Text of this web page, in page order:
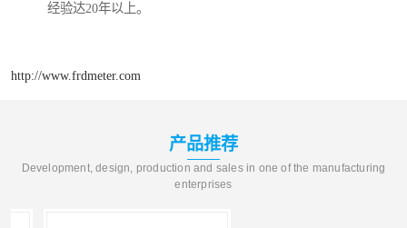
经验达20年以上。
http://www.frdmeter.com
产品推荐
Development, design, production and sales in one of the manufacturing
enterprises